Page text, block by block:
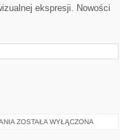
ekspresji. Nowości
PORADY
ZOSTAŁA WYŁĄCZONA